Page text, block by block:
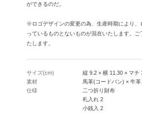
ができるのだ。
※ロゴデザインの変更の為、生産時期により、
っているものとないものが混在いたします。
たします。
サイズ(cm)
縦 9.2 × 横 11.30 × マチ
素材
馬革(コードバン) × 牛革
仕様
二つ折り財布
札入れ 2
小銭入 2